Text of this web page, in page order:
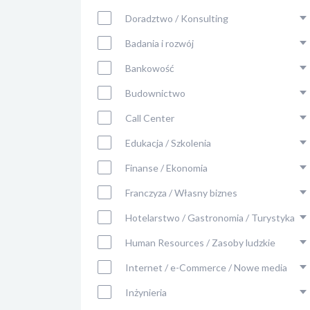
Doradztwo / Konsulting
Badania i rozwój
Bankowość
Budownictwo
Call Center
Edukacja / Szkolenia
Finanse / Ekonomia
Franczyza / Własny biznes
Hotelarstwo / Gastronomia / Turystyka
Human Resources / Zasoby ludzkie
Internet / e-Commerce / Nowe media
Inżynieria